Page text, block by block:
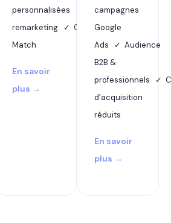
personnalisées ✓ Dynamic
remarketing ✓ Customer
Match
En savoir
plus →
campagnes
Google
Ads ✓ Audience
B2B &
professionnels ✓
d’acquisition
réduits
En savoir
plus →